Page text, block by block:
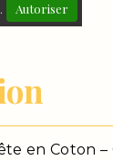
Autoriser
en Coton